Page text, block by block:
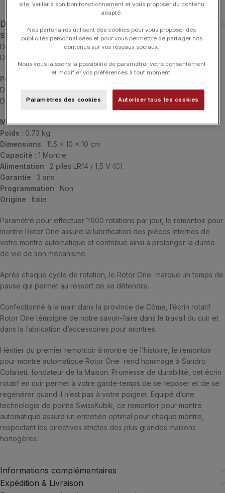
Description
Standard:
Diamètre maximum du bracelet : 19,5 cm
Diamètre minimum du bracelet : 16,3 cm
Petit
Diamètre maximum du bracelet : 17,4 cm
Diamètre minimum du bracelet : 15,2 cm
Matière: Cuir toledo
Poids : 0.73 kg
Dimensions : 11.5 x 10 x 10 cm
Capacité : 1 Montre
Alimentation : 2 piles LR14 / 1,5 V (C)
Garantie : 3 ans
Programmation : Non
Origine : Italie
Paramétré pour effectuer 1’600 rotations par jour, le remontoir pour
montre Rotor One assure la lubrification des pièces internes de
votre montre automatique et contribue ainsi à prolonger la durée
de vie de son mécanisme.
Après chaque cycle de rotation, le Rotor One marque un temps de
pause qui permet au ressort de se détendre.
Confectionné à la main dans la province de Côme, l’écrin rotatif
Rotor One témoigne de notre savoir-faire dans le travail du cuir et
dans la fabrication d’accessoires pour montres.
Héritier du premier remontoir à montre de l’histoire, le remontoir
pour montre automatique Rotor One rend hommage à Sandro
Colarieti, fondateur de la Maison. Promesse de durabilité, cet écrin
rotatif en cuir permet à votre garde-temps de se reposer et de se
regénérer quand il n’est pas à votre poignet. Équipé d’une
technologie de pointe SwissKubik, ce remontoir pour montre
automatique assure un entretien optimal pour chaque montre,
respectant les directives strictes des plus grandes maisons
horlogères.
Informations complémentaires
Expédition & Livraison
site, veiller à son bon fonctionnement et vous proposer du contenu
adapté.
Nos partenaires utilisent des cookies pour vous proposer des
publicités personnalisées et pour vous permettre de partager nos
contenus sur vos réseaux sociaux.
Nous vous laissons la possibilité de paramétrer votre consentement
et modifier vos préférences à tout moment.
Paramètres des cookies Autoriser tous les cookies